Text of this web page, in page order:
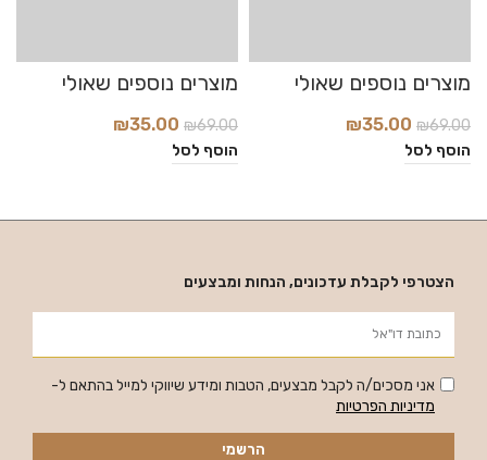
₪69.00
₪35.00
הוסף לסל
₪69.00
₪35.00
הוסף לסל
הצטרפי לקבלת עדכונים, הנחות ומבצעים
אני מסכים/ה לקבל מבצעים, הטבות ומידע שיווקי למייל בהתאם ל-
מדיניות הפרטיות
הרשמי